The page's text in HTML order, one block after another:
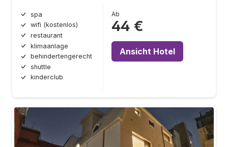
spa
wifi (kostenlos)
restaurant
klimaanlage
behindertengerecht
shuttle
kinderclub
Ab
44 €
Ansicht Hotel